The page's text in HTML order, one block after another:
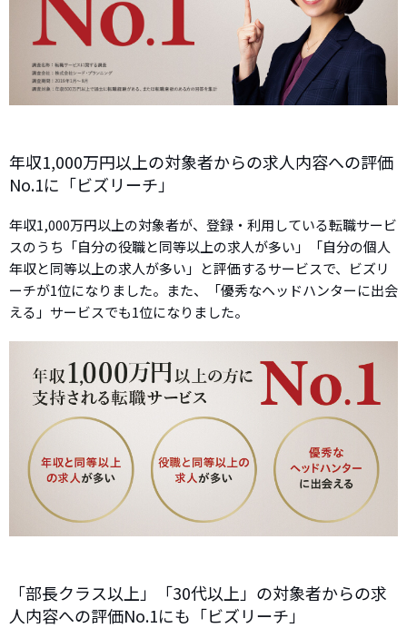
年収1,000万円以上の対象者からの求人内容への評価
No.1に「ビズリーチ」
年収1,000万円以上の対象者が、登録・利用している転職サービ
スのうち「自分の役職と同等以上の求人が多い」「自分の個人
年収と同等以上の求人が多い」と評価するサービスで、ビズリ
ーチが1位になりました。また、「優秀なヘッドハンターに出会
える」サービスでも1位になりました。
「部長クラス以上」「30代以上」の対象者からの求
人内容への評価No.1にも「ビズリーチ」